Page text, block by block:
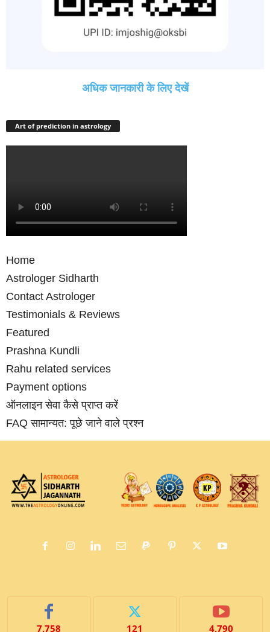
अधिक जानकारी के लिए देखें
Art of prediction in astrology
Home
Astrologer Sidharth
Contact Astrologer
Testimonials & Reviews
Featured
Prashna Kundli
Rahu related services
Payment options
ऑनलाइन सेवा कैसे प्राप्‍त करें
FAQ सामान्‍यत: पूछे जाने वाले प्रश्‍न
7,758 121 4,790